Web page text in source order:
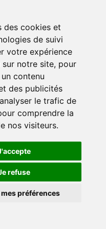
des cookies et
de suivi
votre expérience
notre site, pour
contenu
des publicités
le trafic de
comprendre la
nos visiteurs.
refuse
préférences